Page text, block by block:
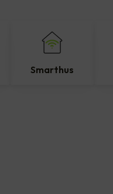
Smarthus